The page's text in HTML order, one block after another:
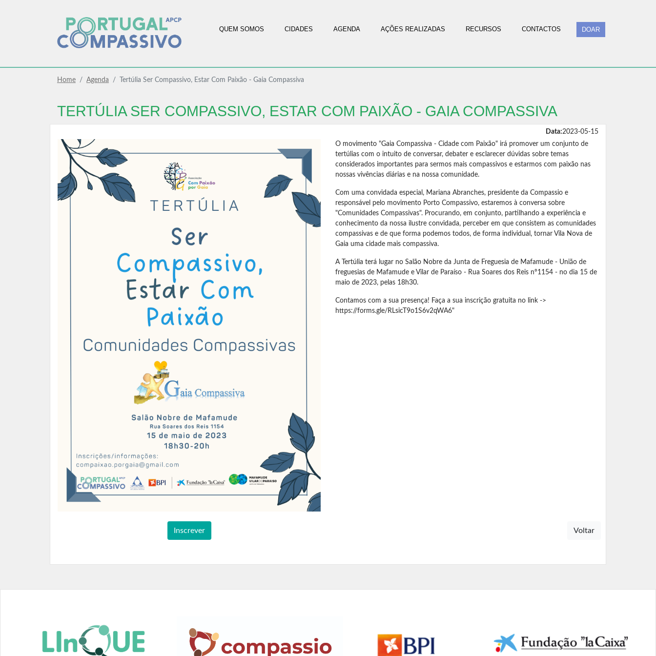
QUEM SOMOS CIDADES AGENDA AÇÕES REALIZADAS RECURSOS CONTACTOS DOAR
Home Agenda Tertúlia Ser Compassivo, Estar Com Paixão - Gaia Compassiva
TERTÚLIA SER COMPASSIVO, ESTAR COM PAIXÃO - GAIA COMPASSIVA
Inscrever
Data:2023-05-15
O movimento "Gaia Compassiva - Cidade com Paixão" irá promover um conjunto de
tertúlias com o intuito de conversar, debater e esclarecer dúvidas sobre temas
considerados importantes para sermos mais compassivos e estarmos com paixão nas
nossas vivências diárias e na nossa comunidade.
Com uma convidada especial, Mariana Abranches, presidente da Compassio e
responsável pelo movimento Porto Compassivo, estaremos à conversa sobre
"Comunidades Compassivas". Procurando, em conjunto, partilhando a experiência e
conhecimento da nossa ilustre convidada, perceber em que consistem as comunidades
compassivas e de que forma podemos todos, de forma individual, tornar Vila Nova de
Gaia uma cidade mais compassiva.
A Tertúlia terá lugar no Salão Nobre da Junta de Freguesia de Mafamude - União de
freguesias de Mafamude e Vilar de Paraíso - Rua Soares dos Reis nº1154 - no dia 15 de
maio de 2023, pelas 18h30.
Contamos com a sua presença! Faça a sua inscrição gratuita no link ->
https://forms.gle/RLsicT9o1S6v2qWA6"
Voltar